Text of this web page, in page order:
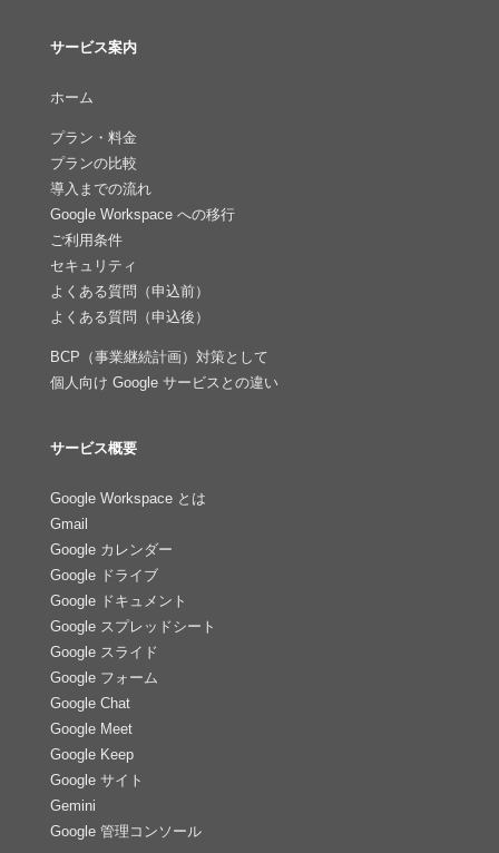
サービス案内
ホーム
プラン・料金
プランの比較
導入までの流れ
Google Workspace への移行
ご利用条件
セキュリティ
よくある質問（申込前）
よくある質問（申込後）
BCP（事業継続計画）対策として
個人向け Google サービスとの違い
サービス概要
Google Workspace とは
Gmail
Google カレンダー
Google ドライブ
Google ドキュメント
Google スプレッドシート
Google スライド
Google フォーム
Google Chat
Google Meet
Google Keep
Google サイト
Gemini
Google 管理コンソール